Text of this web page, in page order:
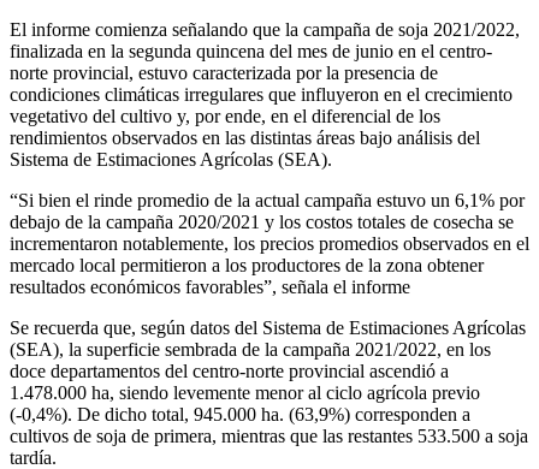
El informe comienza señalando que la campaña de soja 2021/2022,
finalizada en la segunda quincena del mes de junio en el centro-
norte provincial, estuvo caracterizada por la presencia de
condiciones climáticas irregulares que influyeron en el crecimiento
vegetativo del cultivo y, por ende, en el diferencial de los
rendimientos observados en las distintas áreas bajo análisis del
Sistema de Estimaciones Agrícolas (SEA).
“Si bien el rinde promedio de la actual campaña estuvo un 6,1% por
debajo de la campaña 2020/2021 y los costos totales de cosecha se
incrementaron notablemente, los precios promedios observados en el
mercado local permitieron a los productores de la zona obtener
resultados económicos favorables”, señala el informe
Se recuerda que, según datos del Sistema de Estimaciones Agrícolas
(SEA), la superficie sembrada de la campaña 2021/2022, en los
doce departamentos del centro-norte provincial ascendió a
1.478.000 ha, siendo levemente menor al ciclo agrícola previo
(-0,4%). De dicho total, 945.000 ha. (63,9%) corresponden a
cultivos de soja de primera, mientras que las restantes 533.500 a soja
tardía.